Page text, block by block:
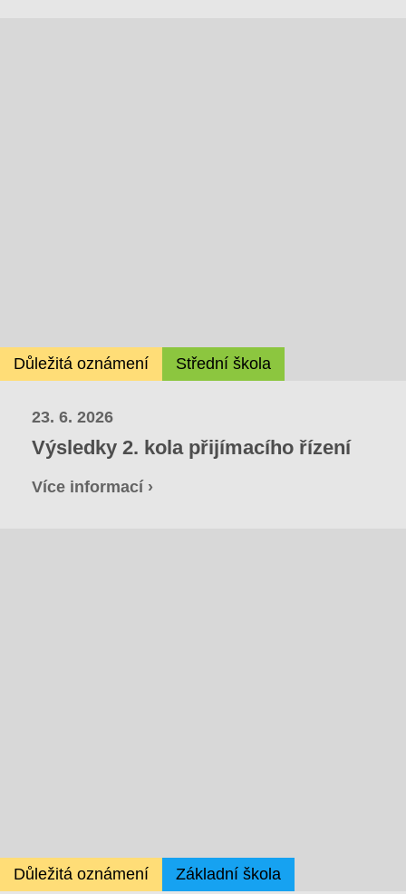
Důležitá oznámení Střední škola
23. 6. 2026
Výsledky 2. kola přijímacího řízení
Více informací ›
Důležitá oznámení Základní škola